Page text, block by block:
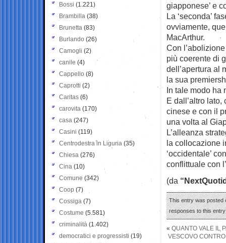
giapponese’ e
La ‘seconda’
ovviamente,
MacArthur.
Con
più coerente di
dell’apertura al
la sua
In tale modo ha
E dall’altro
cinese e con il
una volta al
L’alleanza
la collocazione
‘occidentale’
conflittuale con
(da
This entry was posted
responses to this
« QUANTO VALE IL
VESCOVO
Bossi (1.221)
Brambilla (38)
Brunetta (83)
Burlando (26)
Camogli (2)
canile (4)
Cappello (8)
Caprotti (2)
Caritas (6)
carovita (170)
casa (247)
Casini (119)
Centrodestra in Liguria (35)
Chiesa (276)
Cina (10)
Comune (342)
Coop (7)
Cossiga (7)
Costume (5.581)
criminalità (1.402)
democratici e progressisti (19)